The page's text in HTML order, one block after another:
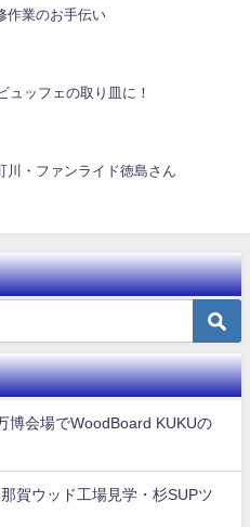
作業のお手伝い
ュッフェの取り皿に！
・ファンライド徳島さん
博会場でWoodBoard KUKUの
賀ウッド工場見学・杉SUPツ